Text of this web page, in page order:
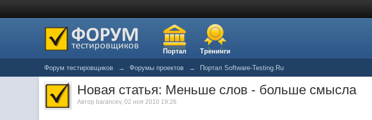
Портал Тренинги
Форум тестировщиков → Форумы проектов → Портал Software-Testing.Ru
Новая статья: Меньше слов - больше смысла
Автор barancev,02 ноя 2010 19:26